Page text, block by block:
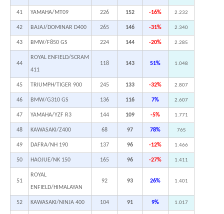
41 YAMAHA/MT09 226 152 -16% 2.232
42 BAJAJ/DOMINAR D400 265 146 -31% 2.340
43 BMW/F850 GS 224 144 -20% 2.285
44
ROYAL ENFIELD/SCRAM
411
118 143 51% 1.048
45 TRIUMPH/TIGER 900 245 133 -32% 2.807
46 BMW/G310 GS 136 116 7% 2.607
47 YAMAHA/YZF R3 144 109 -5% 1.771
48 KAWASAKI/Z400 68 97 78% 765
49 DAFRA/NH 190 137 96 -12% 1.466
50 HAOJUE/NK 150 165 96 -27% 1.411
51
ROYAL
ENFIELD/HIMALAYAN
92 93 26% 1.401
52 KAWASAKI/NINJA 400 104 91 9% 1.017